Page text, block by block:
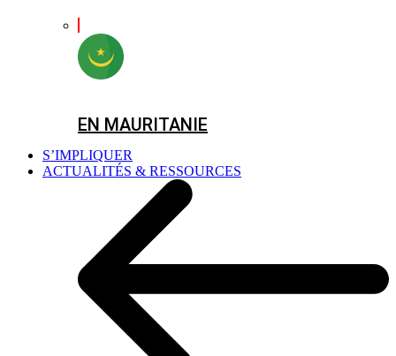
EN MAURITANIE
S’IMPLIQUER
ACTUALITÉS & RESSOURCES